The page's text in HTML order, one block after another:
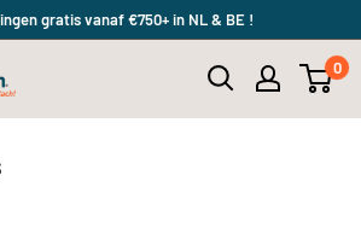
gratis vanaf €750+ in NL & BE !
0